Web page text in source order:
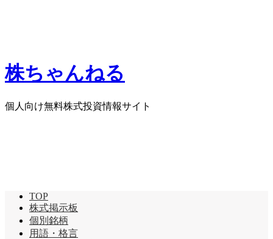
株ちゃんねる
個人向け無料株式投資情報サイト
TOP
株式掲示板
個別銘柄
用語・格言